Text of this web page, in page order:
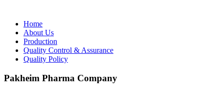
Home
About Us
Production
Quality Control & Assurance
Quality Policy
Pakheim Pharma Company